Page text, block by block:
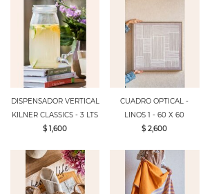
DISPENSADOR VERTICAL
KILNER CLASSICS - 3 LTS
$ 1,600
CUADRO OPTICAL -
LINOS 1 - 60 X 60
$ 2,600